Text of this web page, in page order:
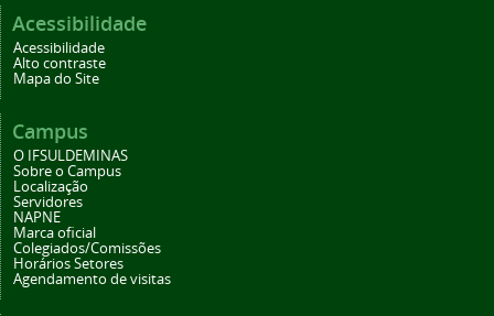
Acessibilidade
Acessibilidade
Alto contraste
Mapa do Site
Campus
O IFSULDEMINAS
Sobre o Campus
Localização
Servidores
NAPNE
Marca oficial
Colegiados/Comissões
Horários Setores
Agendamento de visitas